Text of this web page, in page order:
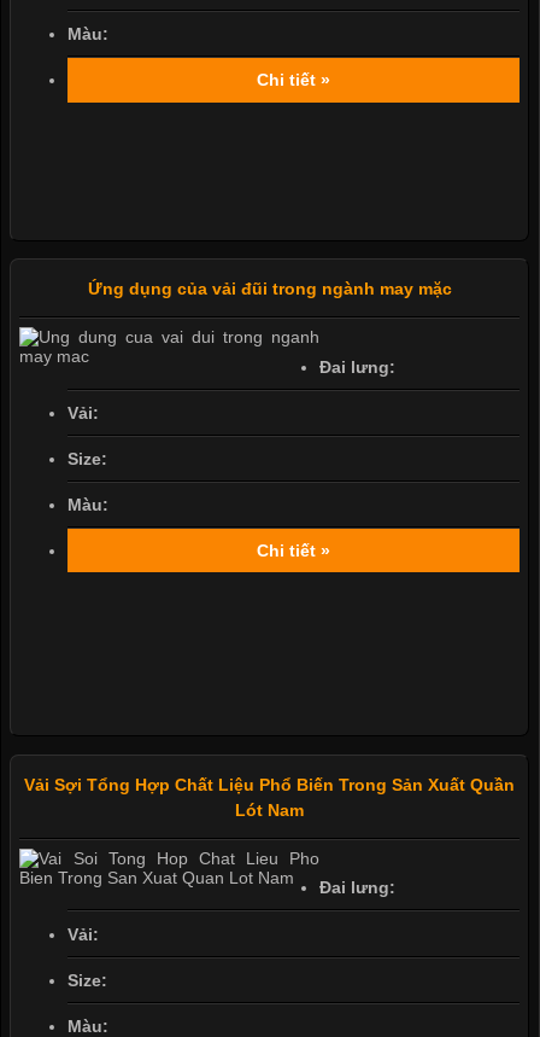
Màu:
Chi tiết »
Ứng dụng của vải đũi trong ngành may mặc
Đai lưng:
Vải:
Size:
Màu:
Chi tiết »
Vải Sợi Tổng Hợp Chất Liệu Phổ Biến Trong Sản Xuất Quần
Lót Nam
Đai lưng:
Vải:
Size:
Màu: